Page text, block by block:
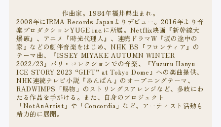
作曲家。1984年福井県生まれ。
2008年にIRMA Records Japanよりデビュー。2016年より音
楽プロダクションYUGE inc.に所属。Netflix映画『新幹線大
爆破』、アニメ『時光代理人』、連続ドラマW『坂の途中の
家』などの劇伴音楽をはじめ、NHK BS『フロンティア』の
テーマ曲、『ISSEY MIYAKE AUTUMN WINTER
2022/23』パリ・コレクションでの音楽、『Yuzuru Hanyu
ICE STORY 2023 “GIFT” at Tokyo Dome』への楽曲提供、
NHK連続テレビ小説『あんぱん』のオープニングテーマ、
RADWIMPS「賜物」のストリングスアレンジなど、多岐にわ
たる作品を手がける。また、自身のプロジェクト
「NotAnArtist」や「Concordia」など、アーティスト活動も
精力的に展開。